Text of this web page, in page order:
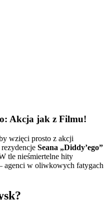
Akcja jak z Filmu!
wzięci prosto z akcji
Seana „Diddy’ego”
tle nieśmiertelne hity
agenci w oliwkowych fatygach